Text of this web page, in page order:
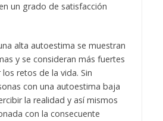
un grado de satisfacción
alta autoestima se muestran
y se consideran más fuertes
retos de la vida. Sin
con una autoestima baja
la realidad y así mismos
con la consecuente